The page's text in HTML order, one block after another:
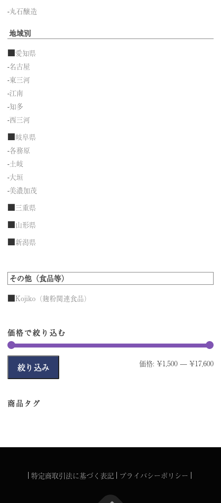
-丸石醸造
地域別
■愛知県
-名古屋
-東三河
-江南
-知多
-西三河
■岐阜県
-各務原
-土岐
-大垣
-美濃加茂
■三重県
■山形県
■新潟県
その他（食品等）
■Kojiko（麹粉関連食品）
価格で絞り込む
最最
絞り込み 価格: ¥1,500 — ¥17,600
商品タグ
特定商取引法に基づく表記 プライバシーポリシー